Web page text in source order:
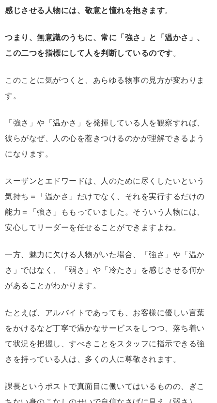
感じさせる人物には、敬意と憧れを抱きます。
つまり、無意識のうちに、常に「強さ」と「温かさ」、
この二つを指標にして人を判断しているのです。
このことに気がつくと、あらゆる物事の見方が変わりま
す。
「強さ」や「温かさ」を発揮している人を観察すれば、
彼らがなぜ、人の心を惹きつけるのかが理解できるよう
になります。
スーザンとエドワードは、人のために尽くしたいという
気持ち＝「温かさ」だけでなく、それを実行するだけの
能力＝「強さ」ももっていました。そういう人物には、
安心してリーダーを任せることができますよね。
一方、魅力に欠ける人物がいた場合、「強さ」や「温か
さ」ではなく、「弱さ」や「冷たさ」を感じさせる何か
があることがわかります。
たとえば、アルバイトであっても、お客様に優しい言葉
をかけるなど丁寧で温かなサービスをしつつ、落ち着い
て状況を把握し、すべきことをスタッフに指示できる強
さを持っている人は、多くの人に尊敬されます。
課長というポストで真面目に働いてはいるものの、ぎこ